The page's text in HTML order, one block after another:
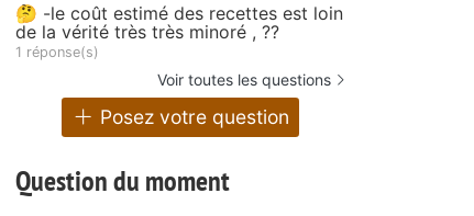
🤔 -le coût estimé des recettes est loin
de la vérité très très minoré , ??
1 réponse(s)
Voir toutes les questions
Posez votre question
Question du moment